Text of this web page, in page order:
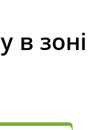
в зоні